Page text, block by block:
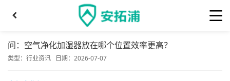
问：空气净化加湿器放在哪个位置效率更高？
类型： 行业资讯 日期：2026-07-07